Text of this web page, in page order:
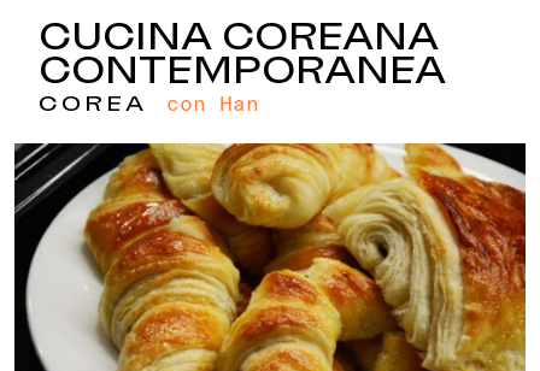
CUCINA COREANA
CONTEMPORANEA
COREA con Han